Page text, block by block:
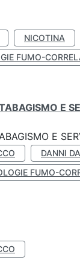
NICOTINA
FUMO-
E
E
DANNI
FUMO-